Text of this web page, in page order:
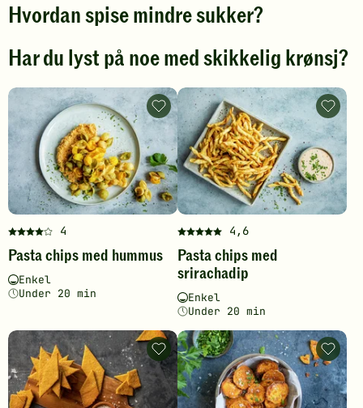
Hvordan spise mindre sukker?
Har du lyst på noe med skikkelig krønsj?
4
Denne
oppskriften
har
fått
5
stjerner.
Klikk
for
Pasta chips med hummus
Vanskelighetsgrad
Enkel
Tilberedningstid
Under 20 min
Pasta
chips
hummus
-
legg
til
favoritter
4,6
Denne
oppskriften
har
fått
5
5
stjerner.
Klikk
for
Pasta chips med
srirachadip
Vanskelighetsgrad
Enkel
Tilberedningstid
Under 20 min
Pasta
chips
med
-
legg
til
Havre-
og
kikertkjeks
legg
chips
i
airfryer
-